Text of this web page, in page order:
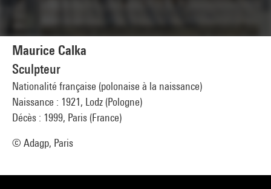
Maurice Calka
Sculpteur
Nationalité française (polonaise à la naissance)
Naissance : 1921, Lodz (Pologne)
Décès : 1999, Paris (France)
© Adagp, Paris